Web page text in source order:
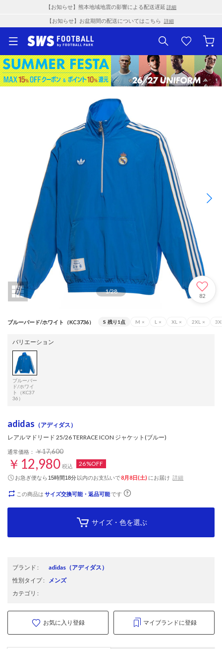
【お知らせ】熊本地域地震の影響による配送遅延 詳細
【お知らせ】お盆期間の配送についてはこちら 詳細
1/28
82
ブルーバード/ホワイト（KC3736） S 残り1点 M × L × XL × 2XL ×
バリエーション
ブルーバー
ド/ホワイ
ト（KC37
36）
adidas （アディダス）
レアルマドリード 25/26 TERRACE ICON ジャケット(ブルー)
通常価格： ￥17,600
￥12,980 税込 26%OFF
お急ぎ便なら 15時間18分以内のお支払いで8月8日(土) にお届け 詳細
この商品は サイズ交換可能・返品可能です
サイズ・色を選ぶ
ブランド : adidas （アディダス）
性別タイプ:
メンズ
カテゴリ :
お気に入り登録 マイブランドに登録